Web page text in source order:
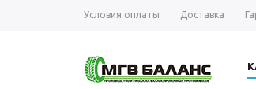
Условия оплаты Доставка